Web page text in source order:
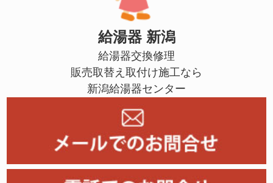
給湯器 新潟
給湯器交換修理
販売取替え取付け施工なら
新潟給湯器センター